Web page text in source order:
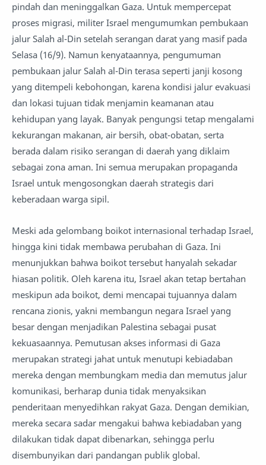
pindah dan meninggalkan Gaza. Untuk mempercepat
proses migrasi, militer Israel mengumumkan pembukaan
jalur Salah al-Din setelah serangan darat yang masif pada
Selasa (16/9). Namun kenyataannya, pengumuman
pembukaan jalur Salah al-Din terasa seperti janji kosong
yang ditempeli kebohongan, karena kondisi jalur evakuasi
dan lokasi tujuan tidak menjamin keamanan atau
kehidupan yang layak. Banyak pengungsi tetap mengalami
kekurangan makanan, air bersih, obat-obatan, serta
berada dalam risiko serangan di daerah yang diklaim
sebagai zona aman. Ini semua merupakan propaganda
Israel untuk mengosongkan daerah strategis dari
keberadaan warga sipil.
Meski ada gelombang boikot internasional terhadap Israel,
hingga kini tidak membawa perubahan di Gaza. Ini
menunjukkan bahwa boikot tersebut hanyalah sekadar
hiasan politik. Oleh karena itu, Israel akan tetap bertahan
meskipun ada boikot, demi mencapai tujuannya dalam
rencana zionis, yakni membangun negara Israel yang
besar dengan menjadikan Palestina sebagai pusat
kekuasaannya. Pemutusan akses informasi di Gaza
merupakan strategi jahat untuk menutupi kebiadaban
mereka dengan membungkam media dan memutus jalur
komunikasi, berharap dunia tidak menyaksikan
penderitaan menyedihkan rakyat Gaza. Dengan demikian,
mereka secara sadar mengakui bahwa kebiadaban yang
dilakukan tidak dapat dibenarkan, sehingga perlu
disembunyikan dari pandangan publik global.